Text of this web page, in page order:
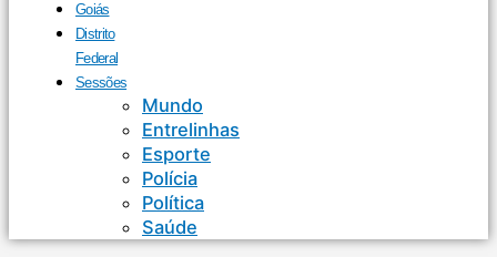
Goiás
Distrito
Federal
Sessões
Mundo
Entrelinhas
Esporte
Polícia
Política
Saúde